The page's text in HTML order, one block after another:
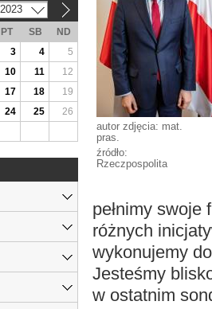
autor zdjęcia: mat.
pras.
źródło:
Rzeczpospolita
pełnimy
różnych
wykonujemy
Jesteśmy
w ostatnim
2023
PT SB
ND
3 4
5
10 11
12
17 18
19
24 25
26